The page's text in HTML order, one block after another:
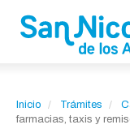
Inicio Trámites
farmacias, taxis y